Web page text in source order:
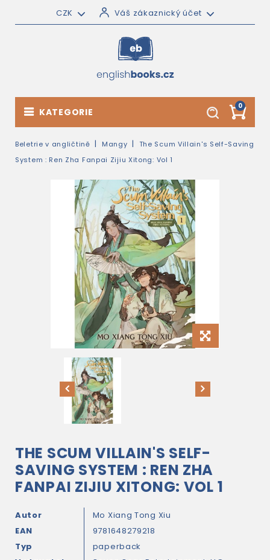
CZK Váš zákaznický účet
0
KATEGORIE
Beletrie v angličtině Mangy
The Scum Villain's Self-Saving
System : Ren Zha Fanpai Zijiu Xitong: Vol 1
THE SCUM VILLAIN'S SELF-
SAVING SYSTEM : REN ZHA
FANPAI ZIJIU XITONG: VOL 1
Autor
Mo Xiang Tong Xiu
EAN
9781648279218
Typ
paperback